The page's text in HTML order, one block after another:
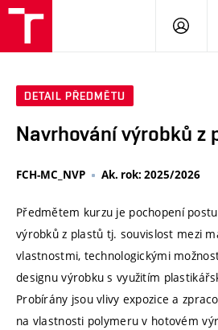
DETAIL PŘEDMĚTU
Navrhování výrobků z
FCH-MC_NVP Ak. rok: 2025/2026
Předmětem kurzu je pochopení
výrobků z plastů tj. souvislost mezi
vlastnostmi, technologickými
designu výrobku s využitím
Probírány jsou vlivy expozice a
na vlastnosti polymeru v hotovém